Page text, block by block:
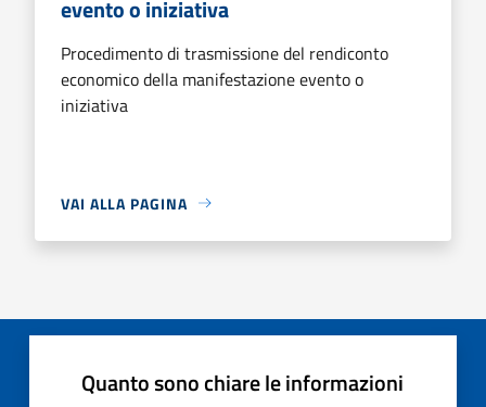
evento o iniziativa
Procedimento di trasmissione del rendiconto
economico della manifestazione evento o
iniziativa
VAI ALLA PAGINA
Quanto sono chiare le informazioni